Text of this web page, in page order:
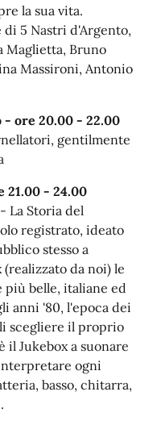
la sua vita.
5 Nastri d'Argento,
Maglietta, Bruno
Massironi, Antonio
ore 20.00 - 22.00
gentilmente
21.00 - 24.00
La Storia del
registrato, ideato
stesso a
da noi) le
belle, italiane ed
anni '80, l'epoca dei
scegliere il proprio
Jukebox a suonare
ogni
basso, chitarra,